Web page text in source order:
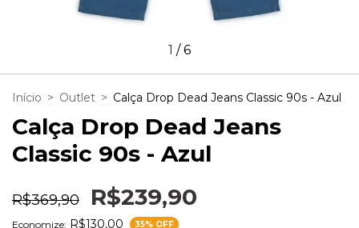
1 /6
Início > Outlet > Calça Drop Dead Jeans Classic 90s - Azul
Calça Drop Dead Jeans
Classic 90s - Azul
R$369,90 R$239,90
Economize: R$130,00 35% OFF